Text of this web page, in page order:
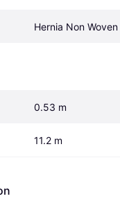
Hernia Non Woven
0.53 m
11.2 m